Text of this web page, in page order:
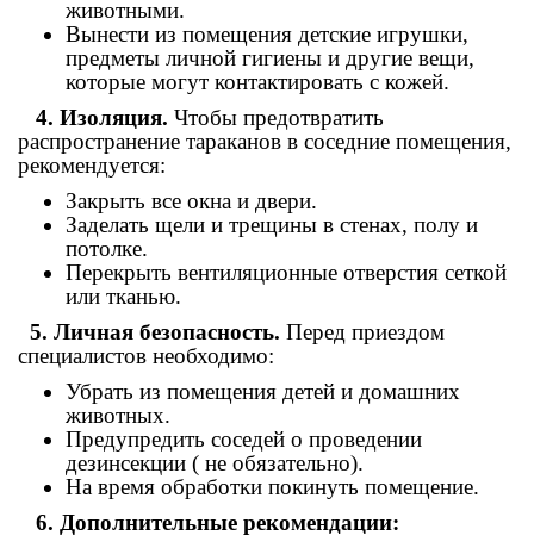
животными.
Вынести из помещения детские игрушки,
предметы личной гигиены и другие вещи,
которые могут контактировать с кожей.
4. Изоляция. Чтобы предотвратить
распространение тараканов в соседние помещения,
рекомендуется:
Закрыть все окна и двери.
Заделать щели и трещины в стенах, полу и
потолке.
Перекрыть вентиляционные отверстия сеткой
или тканью.
5. Личная безопасность. Перед приездом
специалистов необходимо:
Убрать из помещения детей и домашних
животных.
Предупредить соседей о проведении
дезинсекции ( не обязательно).
На время обработки покинуть помещение.
6. Дополнительные рекомендации: